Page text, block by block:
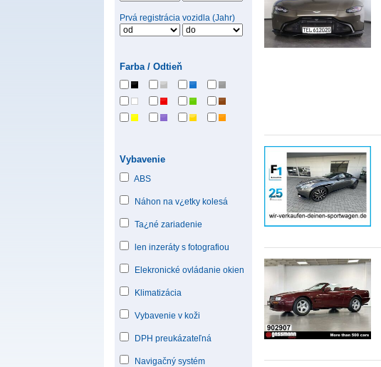
Prvá registrácia vozidla (Jahr)
Farba / Odtieň
Vybavenie
ABS
Náhon na v¿etky kolesá
Ta¿né zariadenie
len inzeráty s fotografiou
Elekronické ovládanie okien
Klimatizácia
Vybavenie v koži
DPH preukázateľná
Navigačný systém